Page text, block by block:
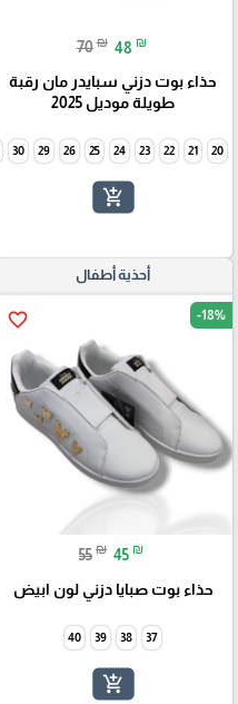
70 ₪ 48 ₪
حذاء بوت دزني سبايدر مان رقبة
طويلة موديل 2025
20
21
22
23
24
25
26
29
30
add_shopping_cart
أحذية أطفال
favorite_border -18%
55 ₪ 45 ₪
حذاء بوت صبايا دزني لون ابيض
37
38
39
40
add_shopping_cart